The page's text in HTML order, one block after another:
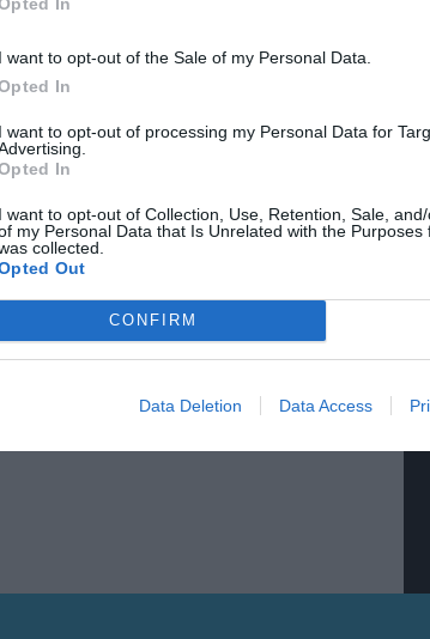
I want to opt-out of the Sale of my Personal Data.
In
I want to opt-out of processing my Personal Data for
In
I want to opt-out of Collection, Use, Retention, Sale,
my Personal Data that Is Unrelated with the Purposes
collected.
Out
CONFIRM
Data Deletion Data Access